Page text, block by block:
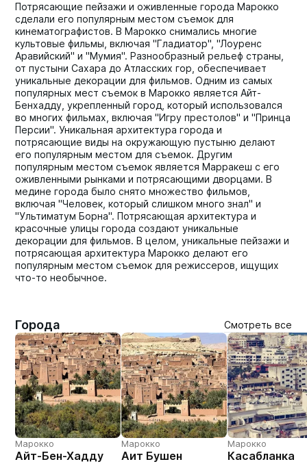
Потрясающие пейзажи и оживленные города Марокко
сделали его популярным местом съемок для
кинематографистов. В Марокко снимались многие
культовые фильмы, включая "Гладиатор", "Лоуренс
Аравийский" и "Мумия". Разнообразный рельеф страны,
от пустыни Сахара до Атласских гор, обеспечивает
уникальные декорации для фильмов. Одним из самых
популярных мест съемок в Марокко является Айт-
Бенхадду, укрепленный город, который использовался
во многих фильмах, включая "Игру престолов" и "Принца
Персии". Уникальная архитектура города и
потрясающие виды на окружающую пустыню делают
его популярным местом для съемок. Другим
популярным местом съемок является Марракеш с его
оживленными рынками и потрясающими дворцами. В
медине города было снято множество фильмов,
включая "Человек, который слишком много знал" и
"Ультиматум Борна". Потрясающая архитектура и
красочные улицы города создают уникальные
декорации для фильмов. В целом, уникальные пейзажи и
потрясающая архитектура Марокко делают его
популярным местом съемок для режиссеров, ищущих
что-то необычное.
Города Смотреть все
Марокко
Айт-Бен-Хадду
Марокко
Аит Бушен
Марокко
Касабланка